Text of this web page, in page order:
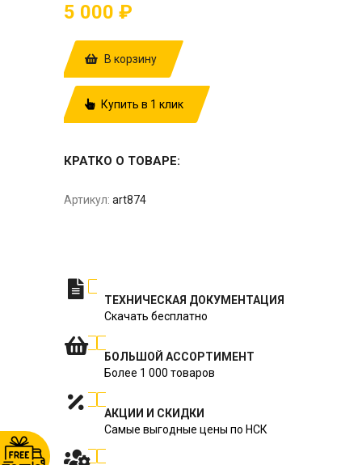
5 000 ₽
В корзину
Купить в 1 клик
КРАТКО О ТОВАРЕ:
Артикул: art874
ТЕХНИЧЕСКАЯ ДОКУМЕНТАЦИЯ
Скачать бесплатно
БОЛЬШОЙ АССОРТИМЕНТ
Более 1 000 товаров
АКЦИИ И СКИДКИ
Самые выгодные цены по НСК